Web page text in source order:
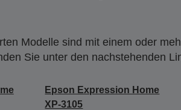
Modelle sind mit einem oder
Sie unter den nachstehenden
Epson Expression Home
XP-3105